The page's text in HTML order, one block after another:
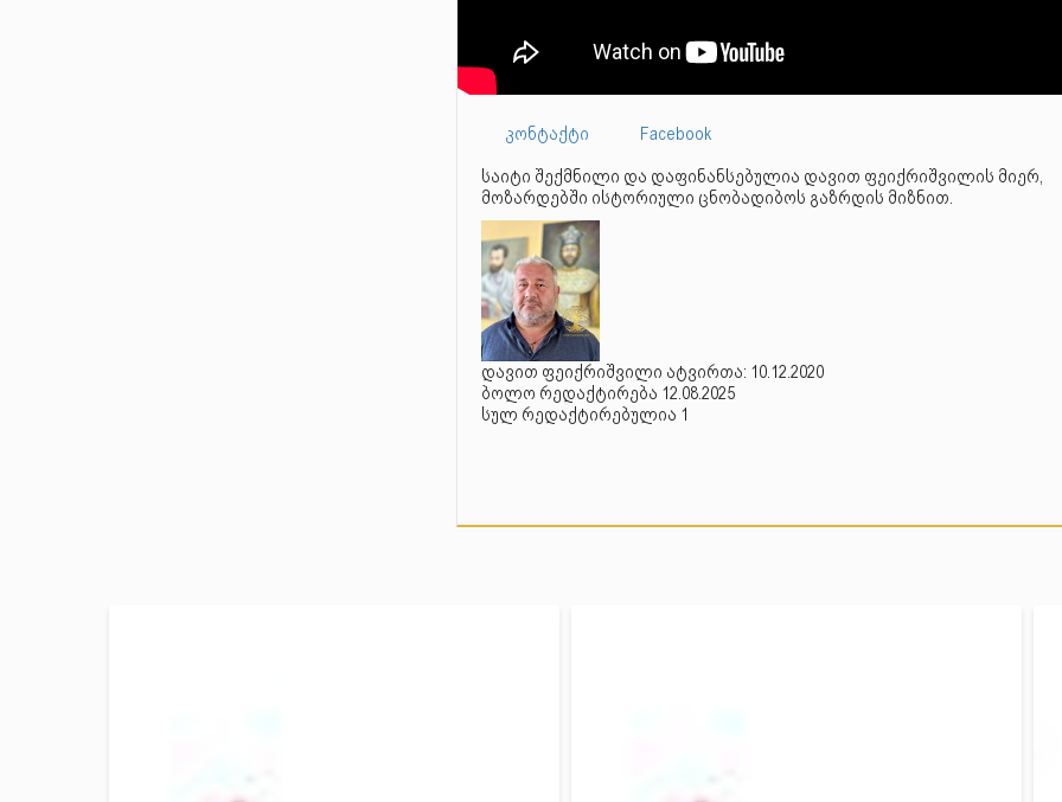
კონტაქტი
Facebook
საიტი შექმნილი და დაფინანსებულია დავით ფეიქრიშვილის მიერ,
მოზარდებში ისტორიული ცნობადიბოს გაზრდის მიზნით.
დავით ფეიქრიშვილი ატვირთა: 10.12.2020
ბოლო რედაქტირება 12.08.2025
სულ რედაქტირებულია 1